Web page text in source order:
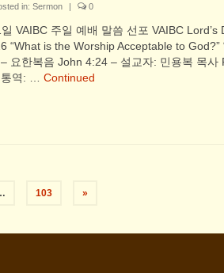
in: Sermon | 0
VAIBC 주일 예배 말씀 선포 VAIBC Lord’s
“What is the Worship Acceptable to God?”
요한복음 John 4:24 – 설교자: 민용복 목사
역: … Continued
103 »